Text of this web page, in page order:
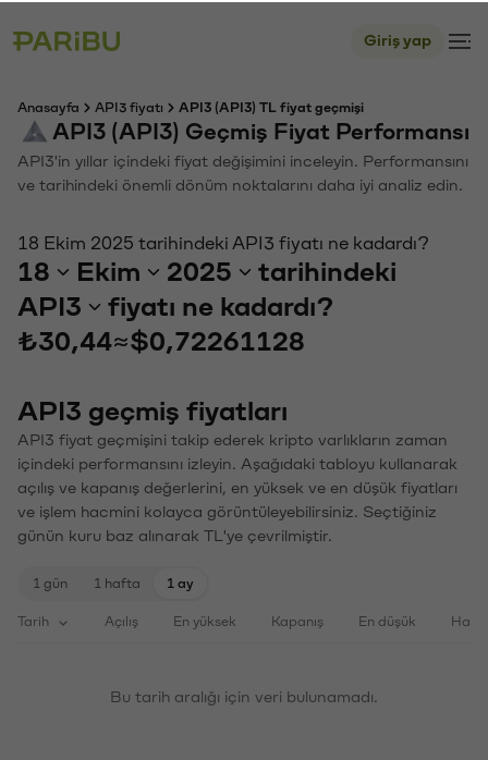
Giriş yap
Anasayfa API3 fiyatı API3 (API3) TL fiyat geçmişi
API3 (API3) Geçmiş Fiyat Performansı
API3'in yıllar içindeki fiyat değişimini inceleyin. Performansını
ve tarihindeki önemli dönüm noktalarını daha iyi analiz edin.
18 Ekim 2025 tarihindeki API3 fiyatı ne kadardı?
18 Ekim 2025
tarihindeki
API3
fiyatı ne kadardı?
₺30,44≈$0,72261128
API3 geçmiş fiyatları
API3 fiyat geçmişini takip ederek kripto varlıkların zaman
içindeki performansını izleyin. Aşağıdaki tabloyu kullanarak
açılış ve kapanış değerlerini, en yüksek ve en düşük fiyatları
ve işlem hacmini kolayca görüntüleyebilirsiniz. Seçtiğiniz
günün kuru baz alınarak TL'ye çevrilmiştir.
1 gün 1 hafta 1 ay
Tarih Açılış En yüksek Kapanış En düşük
Bu tarih aralığı için veri bulunamadı.